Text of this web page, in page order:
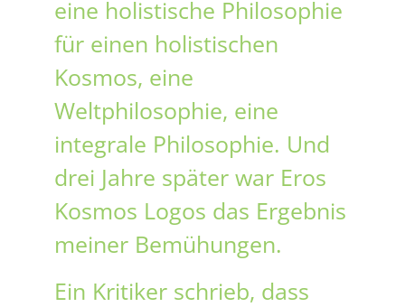
eine holistische Philosophie
für einen holistischen
Kosmos, eine
Weltphilosophie, eine
integrale Philosophie. Und
drei Jahre später war Eros
Kosmos Logos das Ergebnis
meiner Bemühungen.
Ein Kritiker schrieb, dass